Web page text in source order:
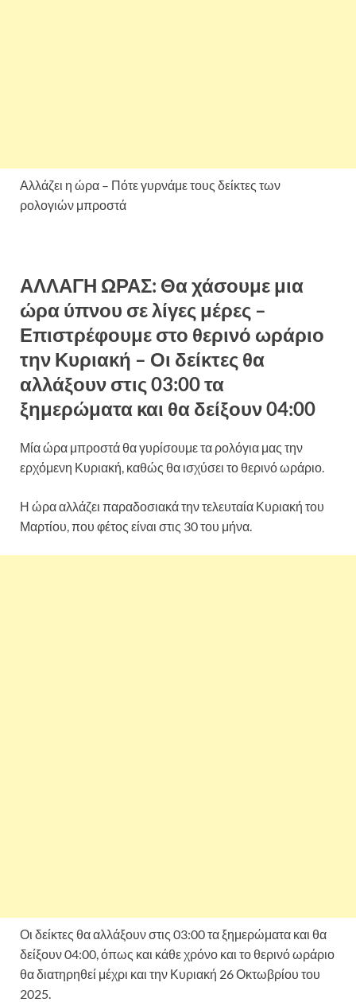
Αλλάζει η ώρα – Πότε γυρνάμε τους δείκτες των
ρολογιών μπροστά
ΑΛΛΑΓΗ ΩΡΑΣ: Θα χάσουμε μια
ώρα ύπνου σε λίγες μέρες –
Επιστρέφουμε στο θερινό ωράριο
την Κυριακή – Οι δείκτες θα
αλλάξουν στις 03:00 τα
ξημερώματα και θα δείξουν 04:00
Μία ώρα μπροστά θα γυρίσουμε τα ρολόγια μας την
ερχόμενη Κυριακή, καθώς θα ισχύσει το θερινό ωράριο.
Η ώρα αλλάζει παραδοσιακά την τελευταία Κυριακή του
Μαρτίου, που φέτος είναι στις 30 του μήνα.
Οι δείκτες θα αλλάξουν στις 03:00 τα ξημερώματα και θα
δείξουν 04:00, όπως και κάθε χρόνο και το θερινό ωράριο
θα διατηρηθεί μέχρι και την Κυριακή 26 Οκτωβρίου του
2025.